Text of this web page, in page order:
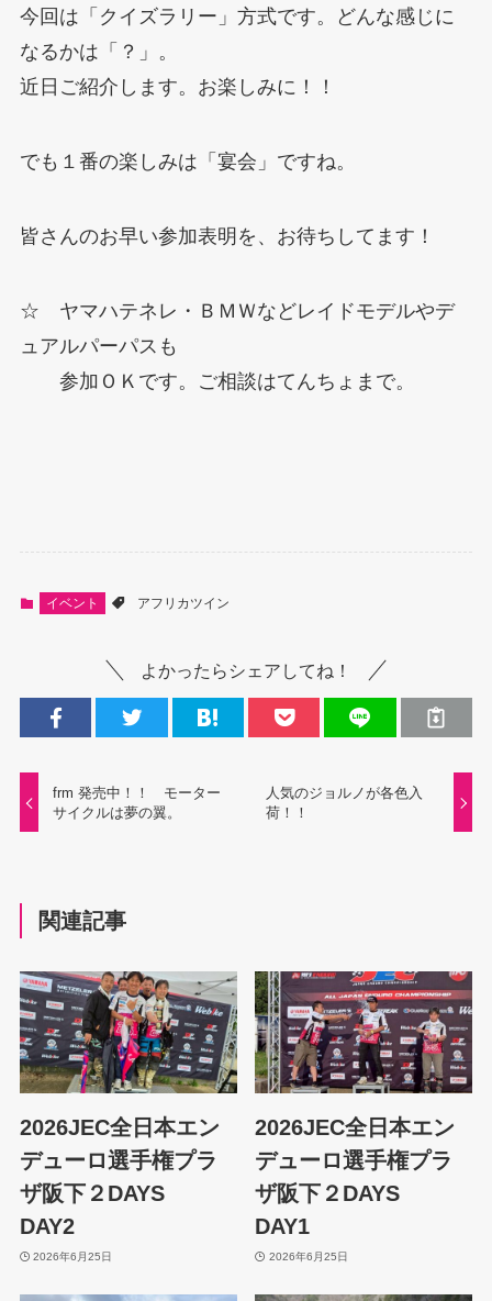
今回は「クイズラリー」方式です。どんな感じに
なるかは「？」。
近日ご紹介します。お楽しみに！！
でも１番の楽しみは「宴会」ですね。
皆さんのお早い参加表明を、お待ちしてます！
☆ ヤマハテネレ・ＢＭＷなどレイドモデルやデ
ュアルパーパスも
参加ＯＫです。ご相談はてんちょまで。
イベント アフリカツイン
よかったらシェアしてね！
frm 発売中！！ モーター
サイクルは夢の翼。
人気のジョルノが各色入
荷！！
関連記事
2026JEC全日本エン
デューロ選手権プラ
ザ阪下２DAYS
DAY2
2026年6月25日
2026JEC全日本エン
デューロ選手権プラ
ザ阪下２DAYS
DAY1
2026年6月25日